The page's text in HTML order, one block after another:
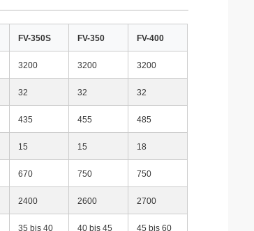
FV-350S FV-350 FV-400
3200 3200 3200
32 32 32
435 455 485
15 15 18
670 750 750
2400 2600 2700
35 bis 40 40 bis 45 45 bis 60